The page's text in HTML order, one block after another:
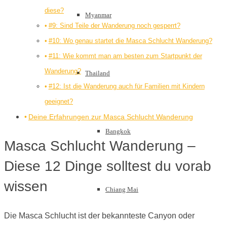
Myanmar
Thailand
Bangkok
Chiang Mai
diese?
#9: Sind Teile der Wanderung noch gesperrt?
#10: Wo genau startet die Masca Schlucht Wanderung?
#11: Wie kommt man am besten zum Startpunkt der
Wanderung?
#12: Ist die Wanderung auch für Familien mit Kindern
geeignet?
Deine Erfahrungen zur Masca Schlucht Wanderung
Masca Schlucht Wanderung –
Diese 12 Dinge solltest du vorab
wissen
Die Masca Schlucht ist der bekannteste Canyon oder